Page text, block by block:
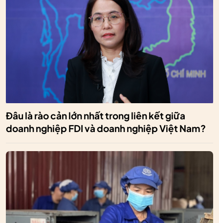
Đâu là rào cản lớn nhất trong liên kết giữa
doanh nghiệp FDI và doanh nghiệp Việt Nam?